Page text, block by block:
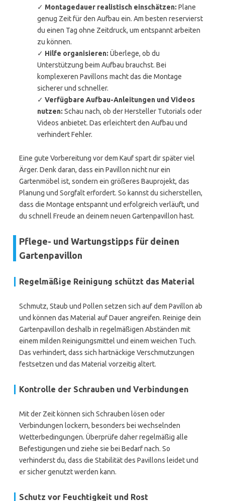
✓ Montagedauer realistisch einschätzen: Plane
genug Zeit für den Aufbau ein. Am besten reservierst
du einen Tag ohne Zeitdruck, um entspannt arbeiten
zu können.
✓ Hilfe organisieren: Überlege, ob du
Unterstützung beim Aufbau brauchst. Bei
komplexeren Pavillons macht das die Montage
sicherer und schneller.
✓ Verfügbare Aufbau-Anleitungen und Videos
nutzen: Schau nach, ob der Hersteller Tutorials oder
Videos anbietet. Das erleichtert den Aufbau und
verhindert Fehler.
Eine gute Vorbereitung vor dem Kauf spart dir später viel
Ärger. Denk daran, dass ein Pavillon nicht nur ein
Gartenmöbel ist, sondern ein größeres Bauprojekt, das
Planung und Sorgfalt erfordert. So kannst du sicherstellen,
dass die Montage entspannt und erfolgreich verläuft, und
du schnell Freude an deinem neuen Gartenpavillon hast.
Pflege- und Wartungstipps für deinen
Gartenpavillon
Regelmäßige Reinigung schützt das Material
Schmutz, Staub und Pollen setzen sich auf dem Pavillon ab
und können das Material auf Dauer angreifen. Reinige dein
Gartenpavillon deshalb in regelmäßigen Abständen mit
einem milden Reinigungsmittel und einem weichen Tuch.
Das verhindert, dass sich hartnäckige Verschmutzungen
festsetzen und das Material vorzeitig altert.
Kontrolle der Schrauben und Verbindungen
Mit der Zeit können sich Schrauben lösen oder
Verbindungen lockern, besonders bei wechselnden
Wetterbedingungen. Überprüfe daher regelmäßig alle
Befestigungen und ziehe sie bei Bedarf nach. So
verhinderst du, dass die Stabilität des Pavillons leidet und
er sicher genutzt werden kann.
Schutz vor Feuchtigkeit und Rost